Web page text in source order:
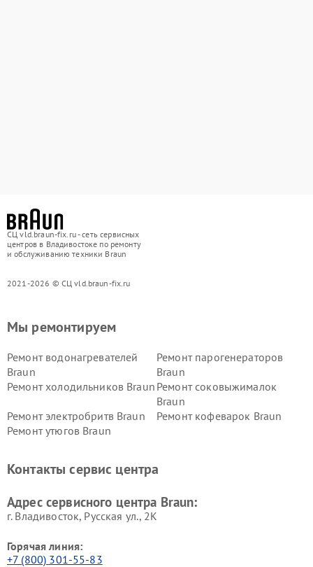
СЦ vld.braun-fix.ru - сеть сервисных
центров в Владивостоке по ремонту
и обслуживанию техники Braun
2021-2026 © СЦ vld.braun-fix.ru
Мы ремонтируем
Ремонт водонагревателей
Braun
Ремонт парогенераторов
Braun
Ремонт холодильников Braun Ремонт соковыжималок
Braun
Ремонт электробритв Braun
Ремонт кофеварок Braun
Ремонт утюгов Braun
Контакты сервис центра
Адрес сервисного центра Braun:
г. Владивосток, Русская ул., 2К
Горячая линия:
+7 (800) 301-55-83